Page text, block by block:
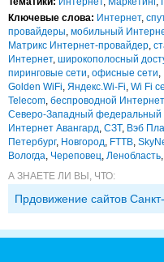
Ключевые слова: Интернет,
провайдеры мобильный
Матрикс Интернет-провайдер
Интернет, широкополосный
пиринговые сети офисные сети
Golden WiFi Яндекс.Wi-Fi Wi Fi
Telecom беспроводной Интернет
Северо-Западный федеральный
Интернет Авангард СЗТ, Вэб
Петербург, Новгород FTTB
Вологда Череповец Ленобласть
А ЗНАЕТЕ ЛИ ВЫ, ЧТО:
Прдовижение сайтов